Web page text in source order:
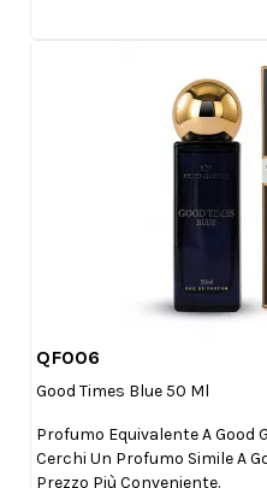
QF006
Good Times Blue 50 Ml
Profumo Equivalente A Good
Cerchi Un Profumo Simile A
Prezzo Più Conveniente.